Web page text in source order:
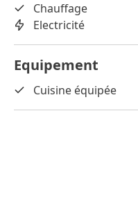
Chauffage
Electricité
Equipement
Cuisine équipée